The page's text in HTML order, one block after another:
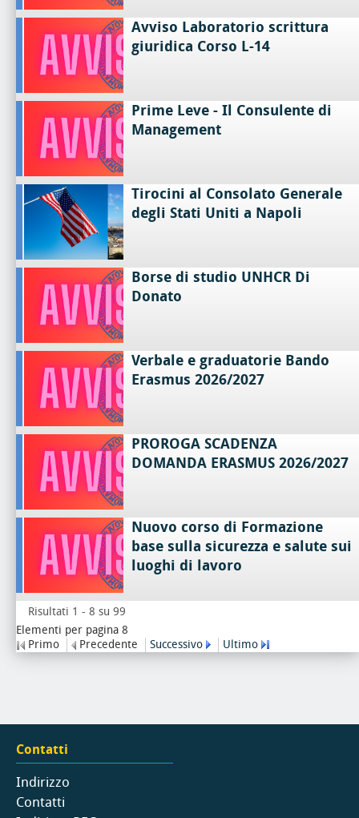
Avviso Laboratorio scrittura
giuridica Corso L-14
Prime Leve - Il Consulente di
Management
Tirocini al Consolato Generale
degli Stati Uniti a Napoli
Borse di studio UNHCR Di
Donato
Verbale e graduatorie Bando
Erasmus 2026/2027
PROROGA SCADENZA
DOMANDA ERASMUS 2026/2027
Nuovo corso di Formazione
base sulla sicurezza e salute sui
luoghi di lavoro
Risultati 1 - 8 su 99
Elementi per pagina 8
Primo
Precedente Successivo Ultimo
Contatti
Indirizzo
Contatti